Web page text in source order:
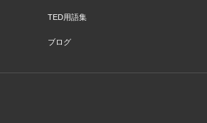
TED用語集
ブログ